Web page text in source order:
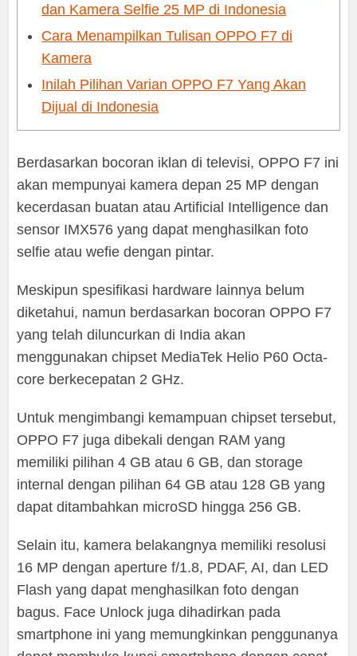
dan Kamera Selfie 25 MP di Indonesia
Cara Menampilkan Tulisan OPPO F7 di
Kamera
Inilah Pilihan Varian OPPO F7 Yang Akan
Dijual di Indonesia
Berdasarkan bocoran iklan di televisi, OPPO F7 ini
akan mempunyai kamera depan 25 MP dengan
kecerdasan buatan atau Artificial Intelligence dan
sensor IMX576 yang dapat menghasilkan foto
selfie atau wefie dengan pintar.
Meskipun spesifikasi hardware lainnya belum
diketahui, namun berdasarkan bocoran OPPO F7
yang telah diluncurkan di India akan
menggunakan chipset MediaTek Helio P60 Octa-
core berkecepatan 2 GHz.
Untuk mengimbangi kemampuan chipset tersebut,
OPPO F7 juga dibekali dengan RAM yang
memiliki pilihan 4 GB atau 6 GB, dan storage
internal dengan pilihan 64 GB atau 128 GB yang
dapat ditambahkan microSD hingga 256 GB.
Selain itu, kamera belakangnya memiliki resolusi
16 MP dengan aperture f/1.8, PDAF, AI, dan LED
Flash yang dapat menghasilkan foto dengan
bagus. Face Unlock juga dihadirkan pada
smartphone ini yang memungkinkan penggunanya